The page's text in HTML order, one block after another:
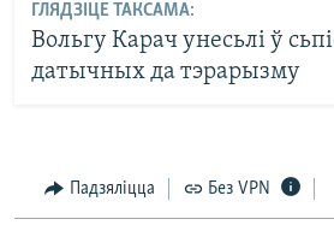
ГЛЯДЗІЦЕ ТАКСАМА:
Вольгу Карач унесьлі ў
датычных да тэрарызму
Падзяліцца Без VPN